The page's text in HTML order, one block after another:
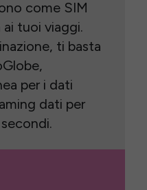
come SIM
tuoi viaggi.
ti basta
per i dati
dati per